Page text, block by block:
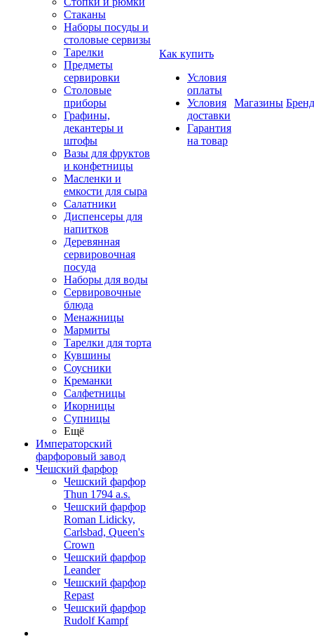
Стаканы
Наборы посуды и
столовые сервизы
Тарелки
Предметы
сервировки
Столовые
приборы
Графины,
декантеры и
штофы
Вазы для фруктов
и конфетницы
Масленки и
емкости для сыра
Салатники
Диспенсеры для
напитков
Деревянная
сервировочная
посуда
Наборы для воды
Сервировочные
блюда
Менажницы
Мармиты
Тарелки для торта
Кувшины
Соусники
Креманки
Салфетницы
Икорницы
Супницы
Ещё
Императорский
фарфоровый завод
Чешский фарфор
Чешский фарфор
Thun 1794 a.s.
Чешский фарфор
Roman Lidicky,
Carlsbad, Queen's
Crown
Чешский фарфор
Leander
Чешский фарфор
Repast
Чешский фарфор
Rudolf Kampf
Как купить
Условия
оплаты
Условия
доставки
Гарантия
на товар
Магазины